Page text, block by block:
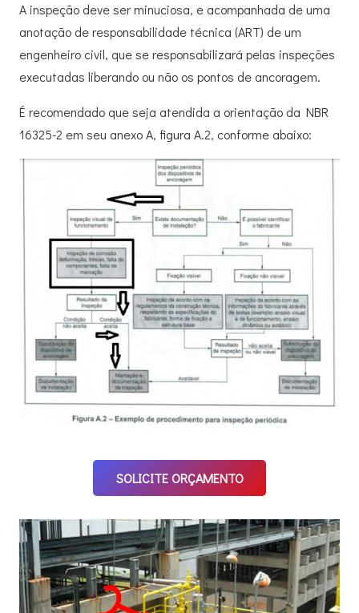
A inspeção deve ser minuciosa, e acompanhada de uma
anotação de responsabilidade técnica (ART) de um
engenheiro civil, que se responsabilizará pelas inspeções
executadas liberando ou não os pontos de ancoragem.
É recomendado que seja atendida a orientação da NBR
16325-2 em seu anexo A, figura A.2, conforme abaixo:
SOLICITE ORÇAMENTO